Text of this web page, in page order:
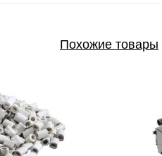
Похожие товары